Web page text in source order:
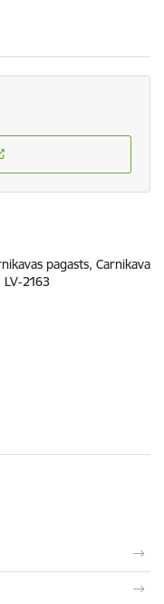
pagasts, Carnikava
LV-2163